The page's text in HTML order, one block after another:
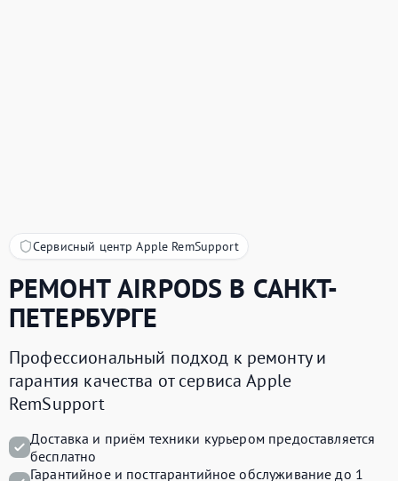
Сервисный центр Apple RemSupport
РЕМОНТAIRPODS В САНКТ-
ПЕТЕРБУРГЕ
Профессиональный подход к ремонту и
гарантия качества от сервиса Apple
RemSupport
Доставка и приём техники курьером предоставляется
бесплатно
Гарантийное и постгарантийное обслуживание до 1